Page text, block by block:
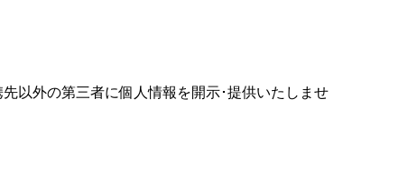
以外の第三者に個人情報を開示･提供いたしませ